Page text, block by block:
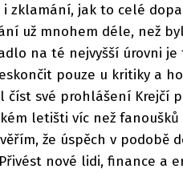
zklamání, jak to celé
už mnohem déle, než
na té nejvyšší úrovni
pouze u kritiky a
číst své prohlášení Krejčí
letišti víc než fanoušků
že úspěch v podobě
nové lidi, finance a